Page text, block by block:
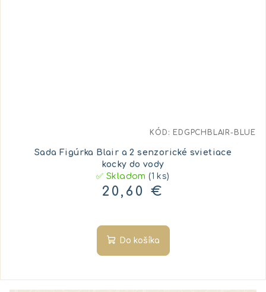
Sada Figúrka Blair a 2 senzorické svietiace
kocky do vody
✅ Skladom(1 ks)
20,60 €
Do košíka
KÓD: EDGPCHBLAIR-BLUE